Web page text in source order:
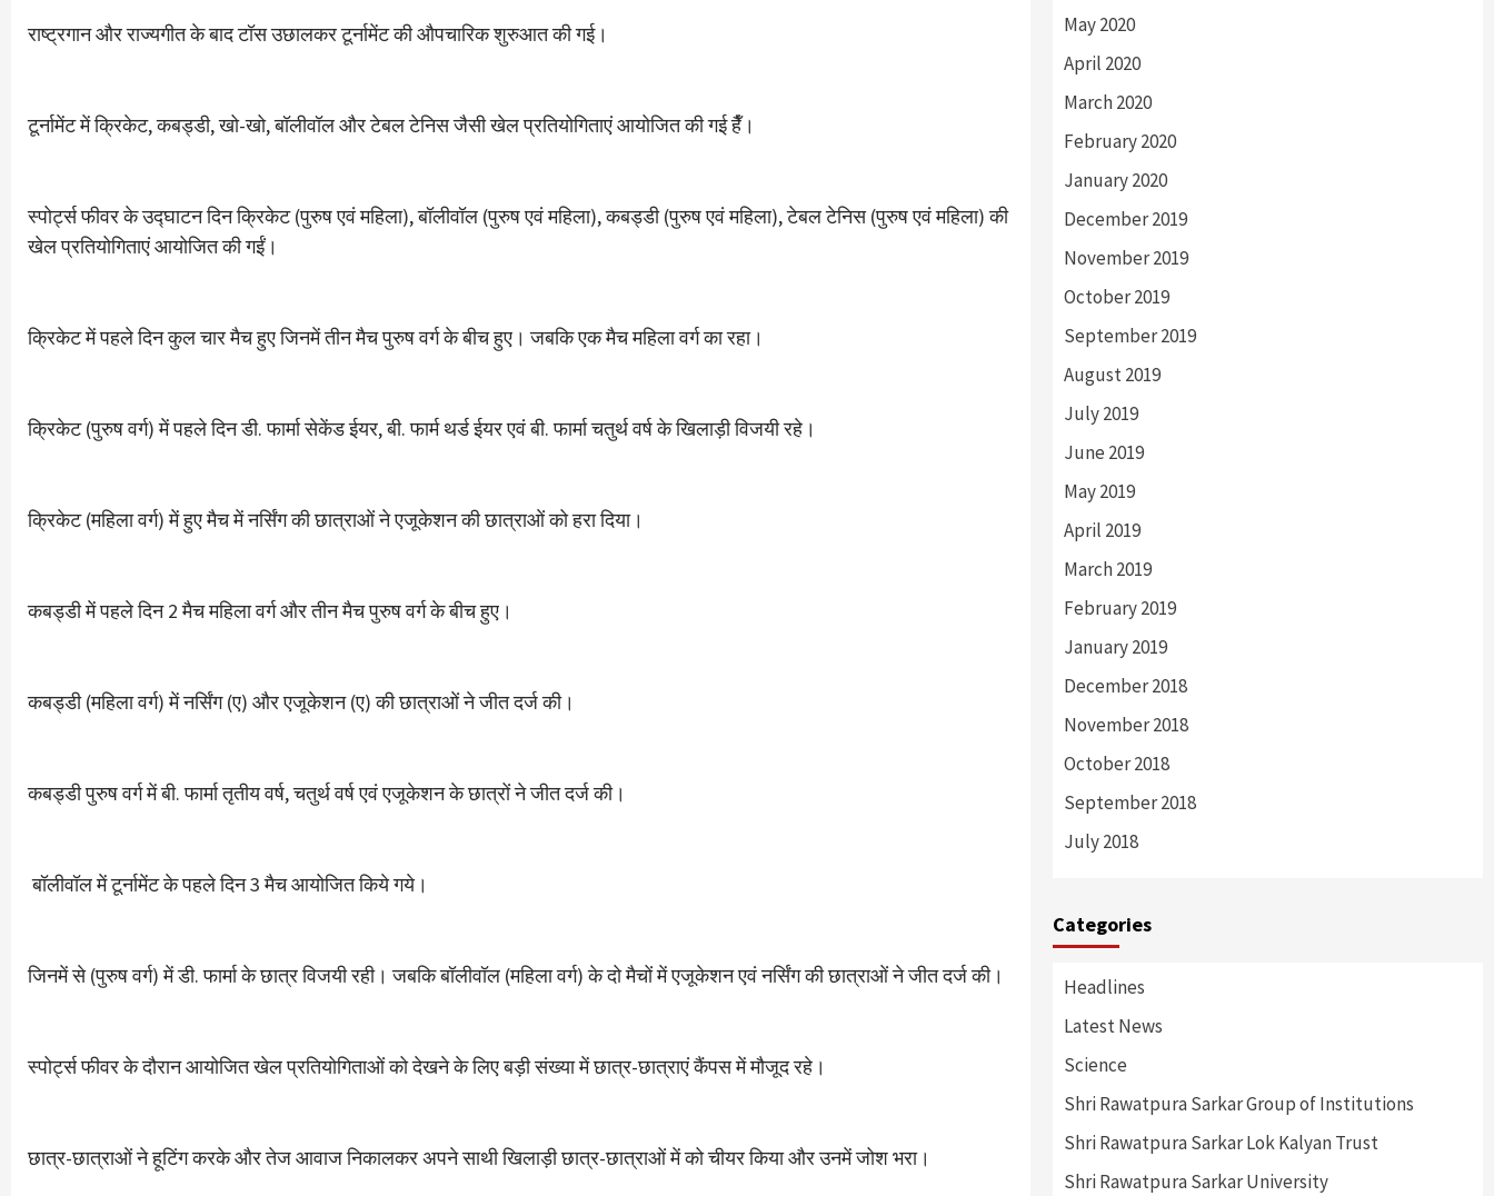
राष्ट्रगान और राज्यगीत के बाद टॉस उछालकर टूर्नामेंट की औपचारिक शुरुआत की गई।
टूर्नामेंट में क्रिकेट, कबड्डी, खो-खो, बॉलीवॉल और टेबल टेनिस जैसी खेल प्रतियोगिताएं आयोजित की गई हैँ।
स्पोर्ट्स फीवर के उद्घाटन दिन क्रिकेट (पुरुष एवं महिला), बॉलीवॉल (पुरुष एवं महिला), कबड्डी (पुरुष एवं महिला), टेबल टेनिस (पुरुष एवं महिला) की
खेल प्रतियोगिताएं आयोजित की गईं।
क्रिकेट में पहले दिन कुल चार मैच हुए जिनमें तीन मैच पुरुष वर्ग के बीच हुए। जबकि एक मैच महिला वर्ग का रहा।
क्रिकेट (पुरुष वर्ग) में पहले दिन डी. फार्मा सेकेंड ईयर, बी. फार्म थर्ड ईयर एवं बी. फार्मा चतुर्थ वर्ष के खिलाड़ी विजयी रहे।
क्रिकेट (महिला वर्ग) में हुए मैच में नर्सिंग की छात्राओं ने एजूकेशन की छात्राओं को हरा दिया।
कबड्डी में पहले दिन 2 मैच महिला वर्ग और तीन मैच पुरुष वर्ग के बीच हुए।
कबड्डी (महिला वर्ग) में नर्सिंग (ए) और एजूकेशन (ए) की छात्राओं ने जीत दर्ज की।
कबड्डी पुरुष वर्ग में बी. फार्मा तृतीय वर्ष, चतुर्थ वर्ष एवं एजूकेशन के छात्रों ने जीत दर्ज की।
बॉलीवॉल में टूर्नामेंट के पहले दिन 3 मैच आयोजित किये गये।
जिनमें से (पुरुष वर्ग) में डी. फार्मा के छात्र विजयी रही। जबकि बॉलीवॉल (महिला वर्ग) के दो मैचों में एजूकेशन एवं नर्सिंग की छात्राओं ने जीत दर्ज की।
स्पोर्ट्स फीवर के दौरान आयोजित खेल प्रतियोगिताओं को देखने के लिए बड़ी संख्या में छात्र-छात्राएं कैंपस में मौजूद रहे।
छात्र-छात्राओं ने हूटिंग करके और तेज आवाज निकालकर अपने साथी खिलाड़ी छात्र-छात्राओं में को चीयर किया और उनमें जोश भरा।
May 2020
April 2020
March 2020
February 2020
January 2020
December 2019
November 2019
October 2019
September 2019
August 2019
July 2019
June 2019
May 2019
April 2019
March 2019
February 2019
January 2019
December 2018
November 2018
October 2018
September 2018
July 2018
Categories
Headlines
Latest News
Science
Shri Rawatpura Sarkar Group of Institutions
Shri Rawatpura Sarkar Lok Kalyan Trust
Shri Rawatpura Sarkar University